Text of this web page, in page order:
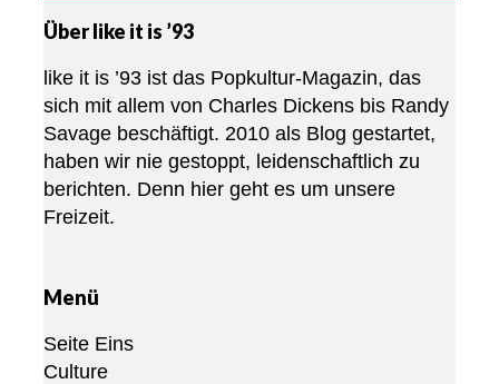
Über like it is ’93
like it is ’93 ist das Popkultur-Magazin, das
sich mit allem von Charles Dickens bis Randy
Savage beschäftigt. 2010 als Blog gestartet,
haben wir nie gestoppt, leidenschaftlich zu
berichten. Denn hier geht es um unsere
Freizeit.
Menü
Seite Eins
Culture